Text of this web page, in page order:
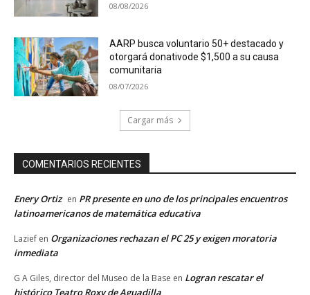
08/08/2026
AARP busca voluntario 50+ destacado y
otorgará donativode $1,500 a su causa
comunitaria
08/07/2026
Cargar más
COMENTARIOS RECIENTES
Enery Ortiz en PR presente en uno de los principales encuentros
latinoamericanos de matemática educativa
Lazief en Organizaciones rechazan el PC 25 y exigen moratoria
inmediata
G A Giles, director del Museo de la Base en Logran rescatar el